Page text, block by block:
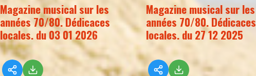
Magazine musical sur les
années 70/80. Dédicaces
locales. du 03 01 2026
Magazine musical sur les
années 70/80. Dédicaces
locales. du 27 12 2025